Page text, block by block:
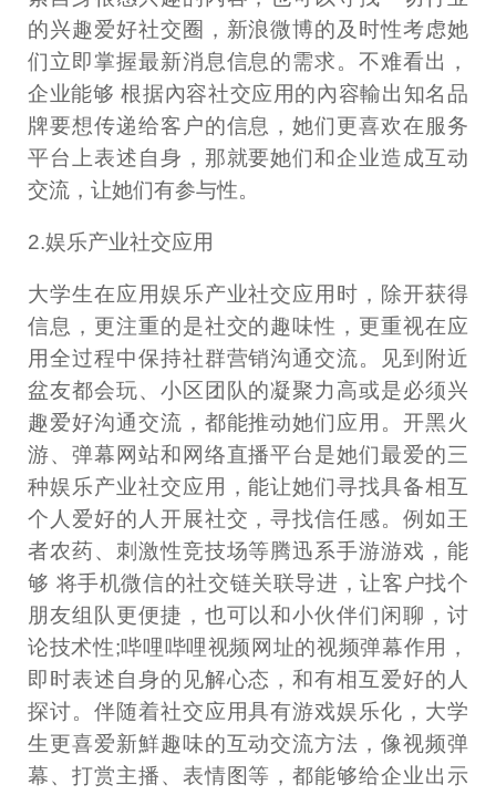
的兴趣爱好社交圈，新浪微博的及时性考虑她
们立即掌握最新消息信息的需求。不难看出，
企业能够 根据內容社交应用的內容輸出知名品
牌要想传递给客户的信息，她们更喜欢在服务
平台上表述自身，那就要她们和企业造成互动
交流，让她们有参与性。
2.娱乐产业社交应用
大学生在应用娱乐产业社交应用时，除开获得
信息，更注重的是社交的趣味性，更重视在应
用全过程中保持社群营销沟通交流。见到附近
盆友都会玩、小区团队的凝聚力高或是必须兴
趣爱好沟通交流，都能推动她们应用。开黑火
游、弹幕网站和网络直播平台是她们最爱的三
种娱乐产业社交应用，能让她们寻找具备相互
个人爱好的人开展社交，寻找信任感。例如王
者农药、刺激性竞技场等腾迅系手游游戏，能
够 将手机微信的社交链关联导进，让客户找个
朋友组队更便捷，也可以和小伙伴们闲聊，讨
论技术性;哔哩哔哩视频网址的视频弹幕作用，
即时表述自身的见解心态，和有相互爱好的人
探讨。伴随着社交应用具有游戏娱乐化，大学
生更喜爱新鮮趣味的互动交流方法，像视频弹
幕、打赏主播、表情图等，都能够给企业出示